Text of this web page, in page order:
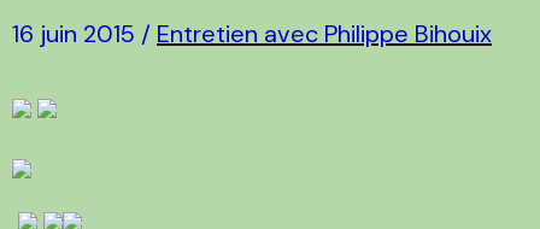
16 juin 2015 / Entretien avec Philippe Bihouix